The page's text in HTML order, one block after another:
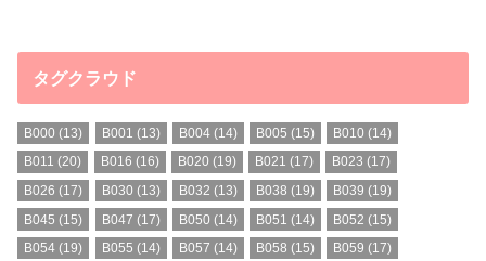
タグクラウド
B000 (13) B001 (13) B004(14) B005 (15) B010 (14)
B011 (20) B016 (16) B020 (19) B021 (17) B023 (17)
B026 (17) B030 (13) B032 (13) B038 (19) B039 (19)
B045 (15) B047 (17) B050 (14) B051 (14) B052 (15)
B054 (19) B055 (14) B057 (14) B058 (15) B059 (17)